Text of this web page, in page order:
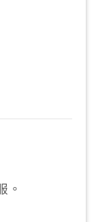
。